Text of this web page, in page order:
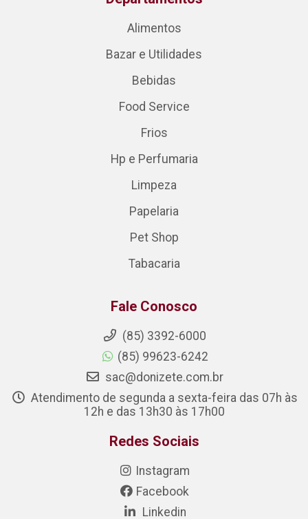
Alimentos
Bazar e Utilidades
Bebidas
Food Service
Frios
Hp e Perfumaria
Limpeza
Papelaria
Pet Shop
Tabacaria
Fale Conosco
(85) 3392-6000
(85) 99623-6242
sac@donizete.com.br
Atendimento de segunda a sexta-feira das 07h às
12h e das 13h30 às 17h00
Redes Sociais
Instagram
Facebook
Linkedin